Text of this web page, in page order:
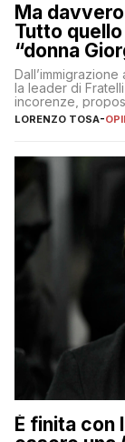
Ma
Tutto
“donna
Dall’immigrazione
la leader di
incorenze,
nessuno – a
LORENZO TOSA-
È finita con